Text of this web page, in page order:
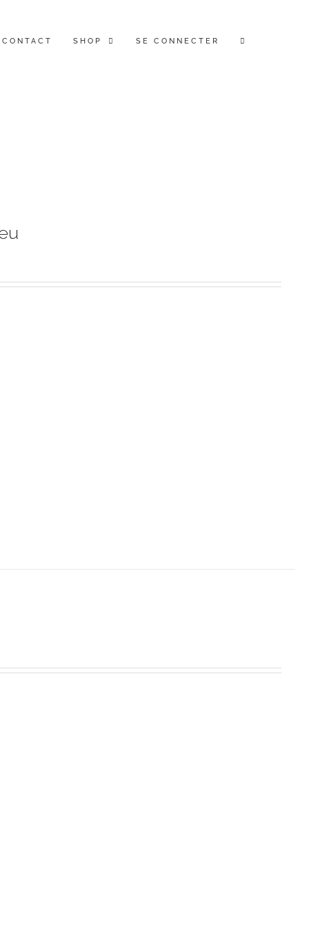
CONTACT SHOP SE CONNECTER